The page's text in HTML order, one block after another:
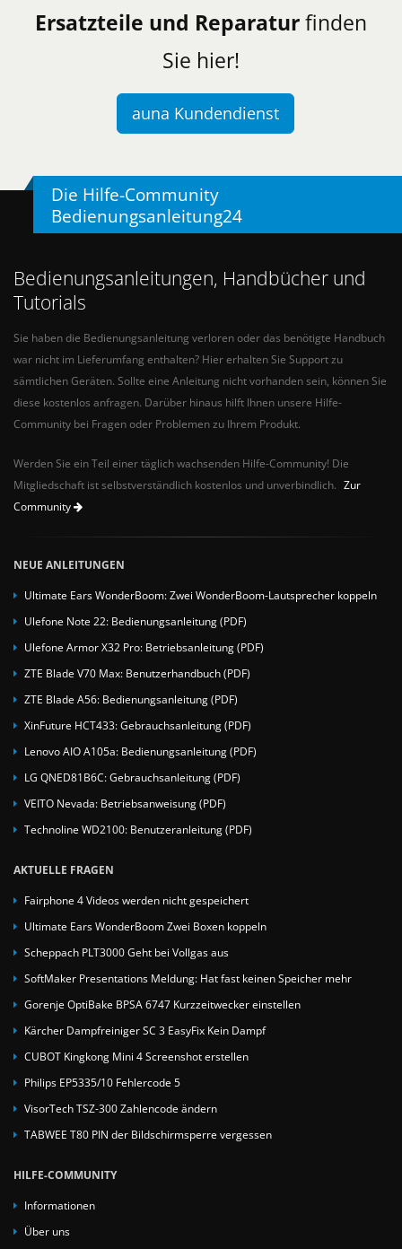
Ersatzteile und Reparaturfinden
Sie hier!
auna Kundendienst
Die Hilfe-Community
Bedienungsanleitung24
Bedienungsanleitungen, Handbücher und
Tutorials
Sie haben die Bedienungsanleitung verloren oder das benötigte Handbuch
war nicht im Lieferumfang enthalten? Hier erhalten Sie Support zu
sämtlichen Geräten. Sollte eine Anleitung nicht vorhanden sein, können Sie
diese kostenlos anfragen. Darüber hinaus hilft Ihnen unsere Hilfe-
Community bei Fragen oder Problemen zu Ihrem Produkt.
Werden Sie ein Teil einer täglich wachsenden Hilfe-Community! Die
Mitgliedschaft ist selbstverständlich kostenlos und unverbindlich. Zur
Community
NEUE ANLEITUNGEN
Ultimate Ears WonderBoom: Zwei WonderBoom-Lautsprecher koppeln
Ulefone Note 22: Bedienungsanleitung (PDF)
Ulefone Armor X32 Pro: Betriebsanleitung (PDF)
ZTE Blade V70 Max: Benutzerhandbuch (PDF)
ZTE Blade A56: Bedienungsanleitung (PDF)
XinFuture HCT433: Gebrauchsanleitung (PDF)
Lenovo AIO A105a: Bedienungsanleitung (PDF)
LG QNED81B6C: Gebrauchsanleitung (PDF)
VEITO Nevada: Betriebsanweisung (PDF)
Technoline WD2100: Benutzeranleitung (PDF)
AKTUELLE FRAGEN
Fairphone 4 Videos werden nicht gespeichert
Ultimate Ears WonderBoom Zwei Boxen koppeln
Scheppach PLT3000 Geht bei Vollgas aus
SoftMaker Presentations Meldung: Hat fast keinen Speicher mehr
Gorenje OptiBake BPSA 6747 Kurzzeitwecker einstellen
Kärcher Dampfreiniger SC 3 EasyFix Kein Dampf
CUBOT Kingkong Mini 4 Screenshot erstellen
Philips EP5335/10 Fehlercode 5
VisorTech TSZ-300 Zahlencode ändern
TABWEE T80 PIN der Bildschirmsperre vergessen
HILFE-COMMUNITY
Informationen
Über uns